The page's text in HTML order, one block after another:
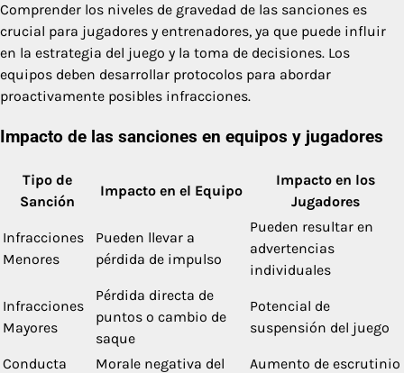
Comprender los niveles de gravedad de las sanciones es
crucial para jugadores y entrenadores, ya que puede influir
en la estrategia del juego y la toma de decisiones. Los
equipos deben desarrollar protocolos para abordar
proactivamente posibles infracciones.
Impacto de las sanciones en equipos y jugadores
Tipo de
Sanción
Impacto en el Equipo
Impacto en los
Jugadores
Infracciones
Menores
Pueden llevar a
pérdida de impulso
Pueden resultar en
advertencias
individuales
Infracciones
Mayores
Pérdida directa de
puntos o cambio de
saque
Potencial de
suspensión del juego
Conducta
Morale negativa del
Aumento de escrutinio